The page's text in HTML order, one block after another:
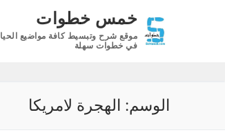
خمس خطوات
موقع شرح وتبسيط كافة مواضيع
في خطوات سهلة
الوسم: الهجرة لامريكا